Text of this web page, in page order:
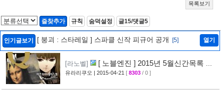
목록보기
즐찾추가 규칙 숨덕설정 글15/댓글5
인기글보기 [ 붕괴 : 스타레일 ] 스파클 신작 피규어 공개 [5] 열기
[라노벨]
[ 노블엔진 ] 2015년 5월신간목록 공
개 [28]
유라리쿠오 | 2015-04-21 [ 8303 / 0 ]